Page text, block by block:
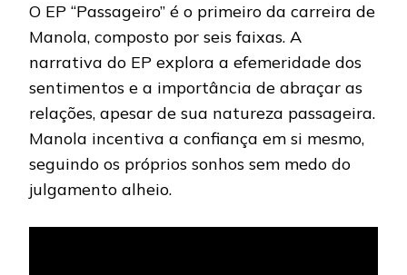
O EP “Passageiro” é o primeiro da carreira de
Manola, composto por seis faixas. A
narrativa do EP explora a efemeridade dos
sentimentos e a importância de abraçar as
relações, apesar de sua natureza passageira.
Manola incentiva a confiança em si mesmo,
seguindo os próprios sonhos sem medo do
julgamento alheio.